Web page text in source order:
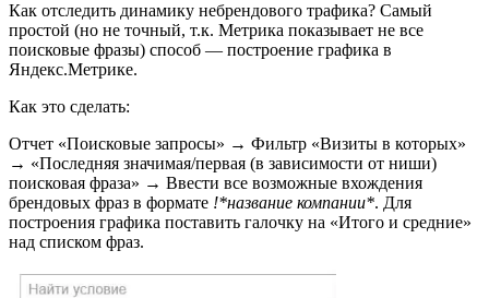
Как отследить динамику небрендового трафика? Самый
простой (но не точный, т.к. Метрика показывает не все
поисковые фразы) способ — построение графика в
Яндекс.Метрике.
Как это сделать:
Отчет «Поисковые запросы» → Фильтр «Визиты в которых»
→ «Последняя значимая/первая (в зависимости от ниши)
поисковая фраза» → Ввести все возможные вхождения
брендовых фраз в формате !*название компании*. Для
построения графика поставить галочку на «Итого и средние»
над списком фраз.